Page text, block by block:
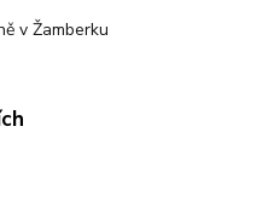
v Žamberku